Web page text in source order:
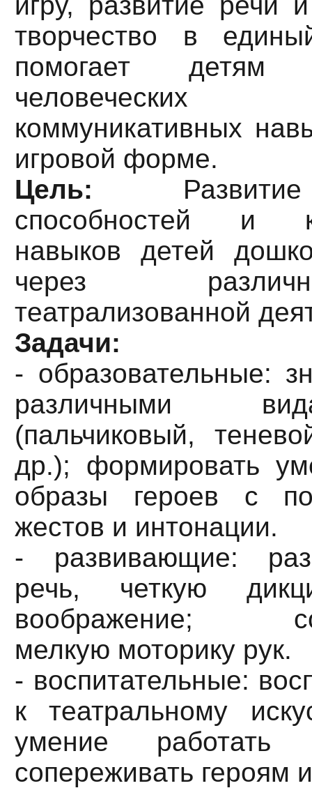
творчество в
помогает детям
коммуникативных
игровой форме.
Цель:
способностей и
навыков детей
через
театрализованной
Задачи:
- образовательные:
различными
(пальчиковый,
др.); формировать
образы героев с
жестов и интонации.
- развивающие:
речь, четкую
воображение;
мелкую моторику рук.
- воспитательные:
к театральному
умение работать
сопереживать героям